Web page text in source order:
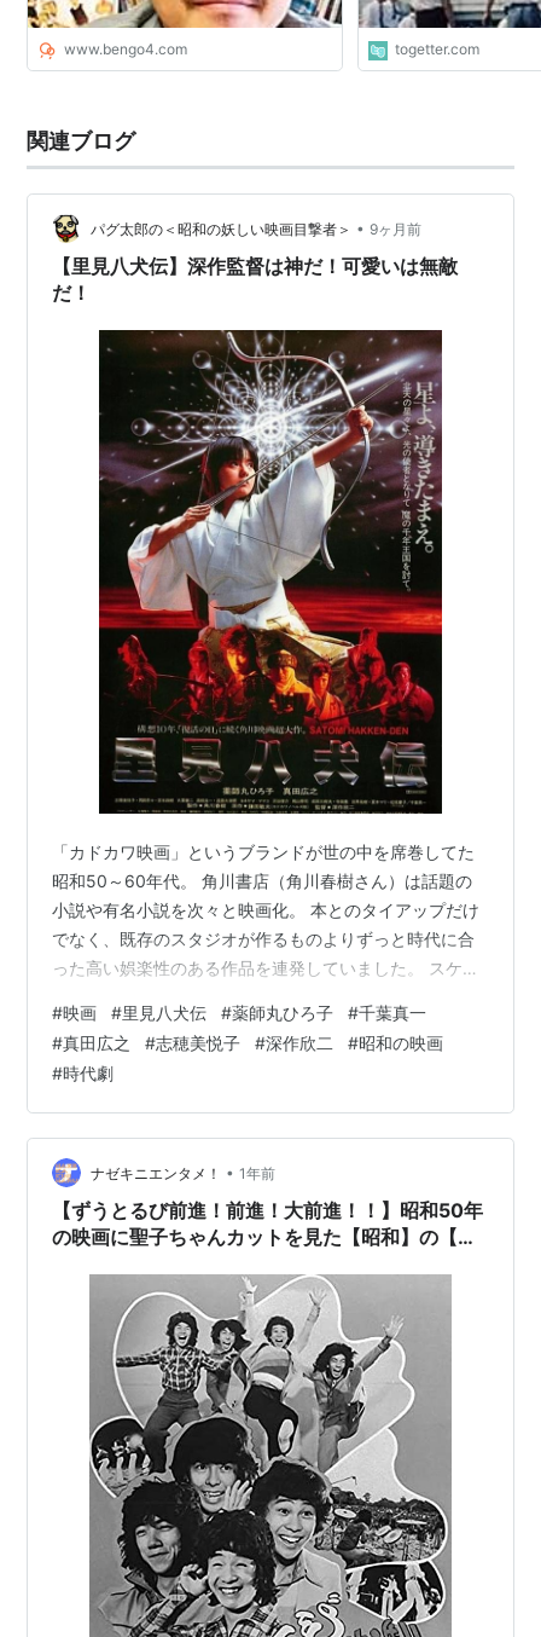
www.bengo4.com togetter.com
関連ブログ
パグ太郎の＜昭和の妖しい映画目撃者＞ • 9ヶ月前
【里見八犬伝】深作監督は神だ！可愛いは無敵
だ！
「カドカワ映画」というブランドが世の中を席巻してた
昭和50～60年代。 角川書店（角川春樹さん）は話題の
小説や有名小説を次々と映画化。 本とのタイアップだけ
でなく、既存のスタジオが作るものよりずっと時代に合
った高い娯楽性のある作品を連発していました。 スケー
新さもあってヒットしたものも多かったです。 パっと思
い出すだけでも「犬神家の一族」（1976）、「人間の証
明」（1978）、「戦国自衛隊」（1979）、「復活の日」
（1980）、「ねらわれた学園」（1981）、「汚れた英
雄」（1982）、「時をかける少女」（1983）、「幻魔大
戦」（198…
#映画 #里見八犬伝 #薬師丸ひろ子 #千葉真一
#真田広之 #志穂美悦子 #深作欣二 #昭和の映画
#時代劇
ナゼキニエンタメ！ • 1年前
【ずうとるび前進！前進！大前進！！】昭和50年
の映画に聖子ちゃんカットを見た【昭和】の【映